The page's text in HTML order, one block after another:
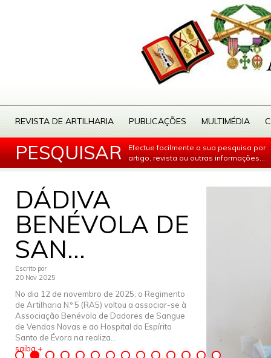
REVISTA DE ARTILHARIA PUBLICAÇÕES MULTIMÉDIA
PESQUISAR
Efectue facilmente a sua pesquisa por
artigo, revista ou outras informações...
DÁDIVA
BENÉVOLA DE
SAN...
Escrito por
20 Nov 2025
No dia 12 de novembro de 2025, o Regimento
de Artilharia N.º 5 (RA5) voltou a associar-se à
Associação Benévola de Dadores de Sangue
de Vendas Novas e ao Hospital do Espírito
Santo de Évora na realiza...
saiba +